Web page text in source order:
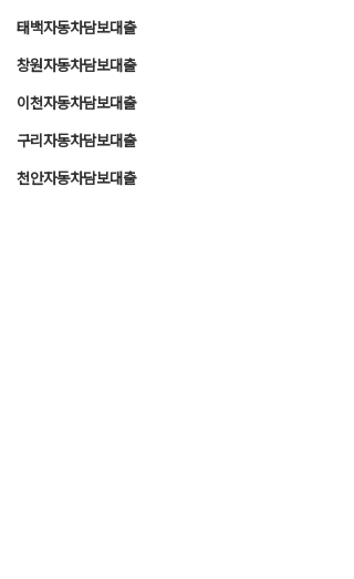
태백자동차담보대출
창원자동차담보대출
이천자동차담보대출
구리자동차담보대출
천안자동차담보대출